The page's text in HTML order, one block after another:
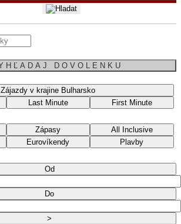
[+] V Y H Ľ A D A J D O V O L E N K U
Zájazdy v krajine Bulharsko
Last Minute First Minute
Zápasy
All Inclusive
Eurovíkendy Plavby
Od
Do
>